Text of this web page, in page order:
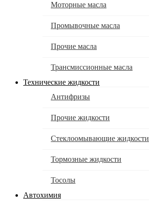
Моторные масла
Промывочные масла
Прочие масла
Трансмиссионные масла
Технические жидкости
Антифризы
Прочие жидкости
Стеклоомывающие жидкости
Тормозные жидкости
Тосолы
Автохимия